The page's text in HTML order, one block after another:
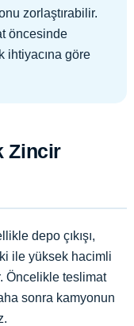
zorlaştırabilir.
öncesinde
ihtiyacına göre
Zincir
depo çıkışı,
ile yüksek hacimli
Öncelikle teslimat
sonra kamyonun